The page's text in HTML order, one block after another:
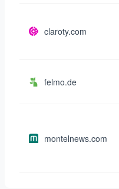
claroty.com
felmo.de
montelnews.com